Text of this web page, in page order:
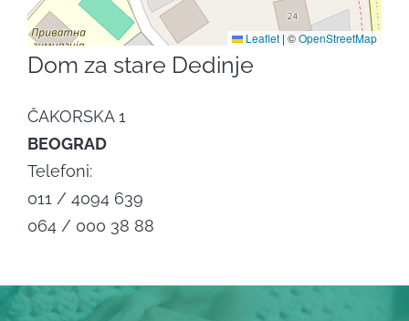
Leaflet | ©OpenStreetMap
Dom za stare Dedinje
ČAKORSKA 1
BEOGRAD
Telefoni:
011 / 4094 639
064 / 000 38 88